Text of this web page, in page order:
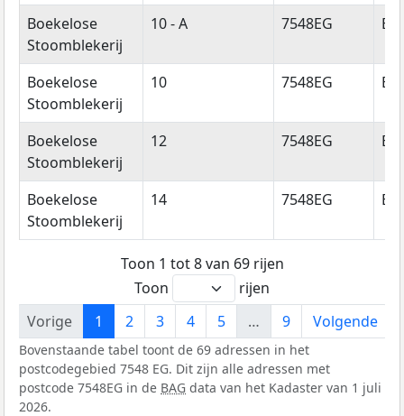
Boekelose
Stoomblekerij
10 - A 7548EG
Boekelose
Stoomblekerij
10 7548EG
Boekelose
Stoomblekerij
12 7548EG
Boekelose
Stoomblekerij
14 7548EG
Toon 1 tot 8 van 69 rijen
Toon
rijen
Vorige
1 2 3 4 5 … 9 Volgende
Bovenstaande tabel toont de 69 adressen in het
postcodegebied 7548 EG. Dit zijn alle adressen met
postcode 7548EG in de BAG data van het Kadaster van 1 juli
2026.